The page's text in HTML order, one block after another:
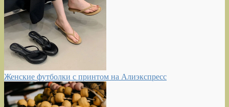
Женские футболки с принтом на Алиэкспресс